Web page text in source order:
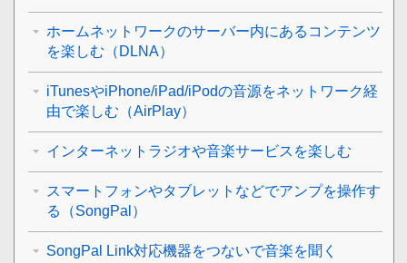
ホームネットワークのサーバー内にあるコンテンツ
を楽しむ（DLNA）
iTunesやiPhone/iPad/iPodの音源をネットワーク経
由で楽しむ（AirPlay）
インターネットラジオや音楽サービスを楽しむ
スマートフォンやタブレットなどでアンプを操作す
る（SongPal）
SongPal Link対応機器をつないで音楽を聞く